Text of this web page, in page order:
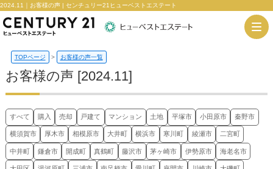
2024.11｜お客様の声 | センチュリー21ヒューベストエステート
TOPページ > お客様の声一覧
お客様の声 [2024.11]
すべて 購入 売却 戸建て マンション 土地 平塚市 小田原市 秦野市
横須賀市 厚木市 相模原市 大井町 横浜市 寒川町 綾瀬市 二宮町
中井町 鎌倉市 開成町 真鶴町 藤沢市 茅ヶ崎市 伊勢原市 海老名市